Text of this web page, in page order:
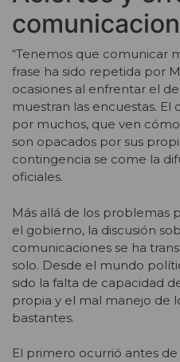
“Tenemos que comunicar
frase ha sido repetida por
ocasiones al enfrentar el
muestran las encuestas.
por muchos, que ven
son opacados por sus
contingencia se come la
oficiales.
Más allá de los problemas
el gobierno, la discusión
comunicaciones se ha
solo. Desde el mundo
sido la falta de capacidad
propia y el mal manejo de
bastantes.
El primero ocurrió antes